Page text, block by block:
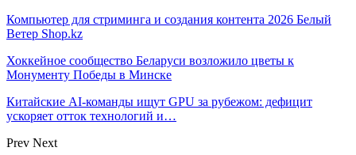
Компьютер для стриминга и создания контента 2026 Белый
Ветер Shop.kz
Хоккейное сообщество Беларуси возложило цветы к
Монументу Победы в Минске
Китайские AI-команды ищут GPU за рубежом: дефицит
ускоряет отток технологий и…
Prev Next